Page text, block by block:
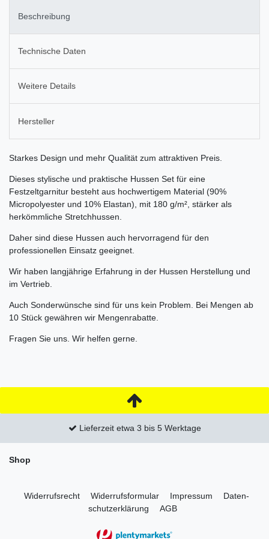
Beschreibung
Technische Daten
Weitere Details
Hersteller
Starkes Design und mehr Qualität zum attraktiven Preis.
Dieses stylische und praktische Hussen Set für eine
Festzeltgarnitur besteht aus hochwertigem Material (90%
Micropolyester und 10% Elastan), mit 180 g/m², stärker als
herkömmliche Stretchhussen.
Daher sind diese Hussen auch hervorragend für den
professionellen Einsatz geeignet.
Wir haben langjährige Erfahrung in der Hussen Herstellung und
im Vertrieb.
Auch Sonderwünsche sind für uns kein Problem. Bei Mengen ab
10 Stück gewähren wir Mengenrabatte.
Fragen Sie uns. Wir helfen gerne.
Lieferzeit etwa 3 bis 5 Werktage
Shop
Widerrufs­recht Widerrufs­formular Impressum
Daten­
schutz­erklärung
AGB